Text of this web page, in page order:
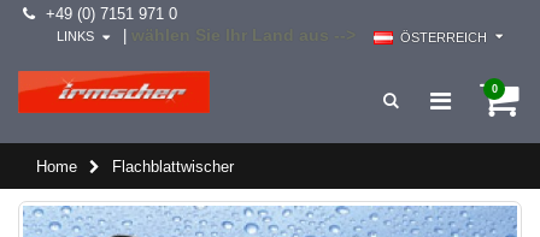
+49 (0) 7151 971 0
ÖSTERREICH
LINKS
0
Home Flachblattwischer